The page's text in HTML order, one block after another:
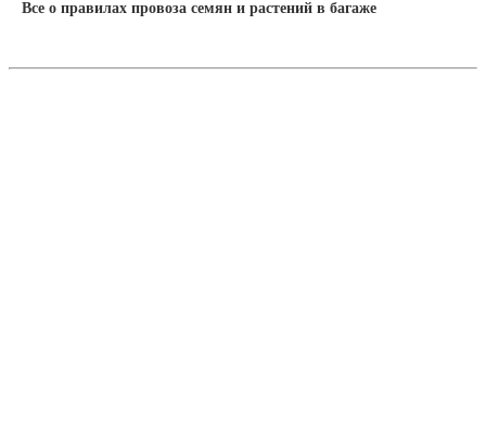
Все о правилах провоза семян и растений в багаже